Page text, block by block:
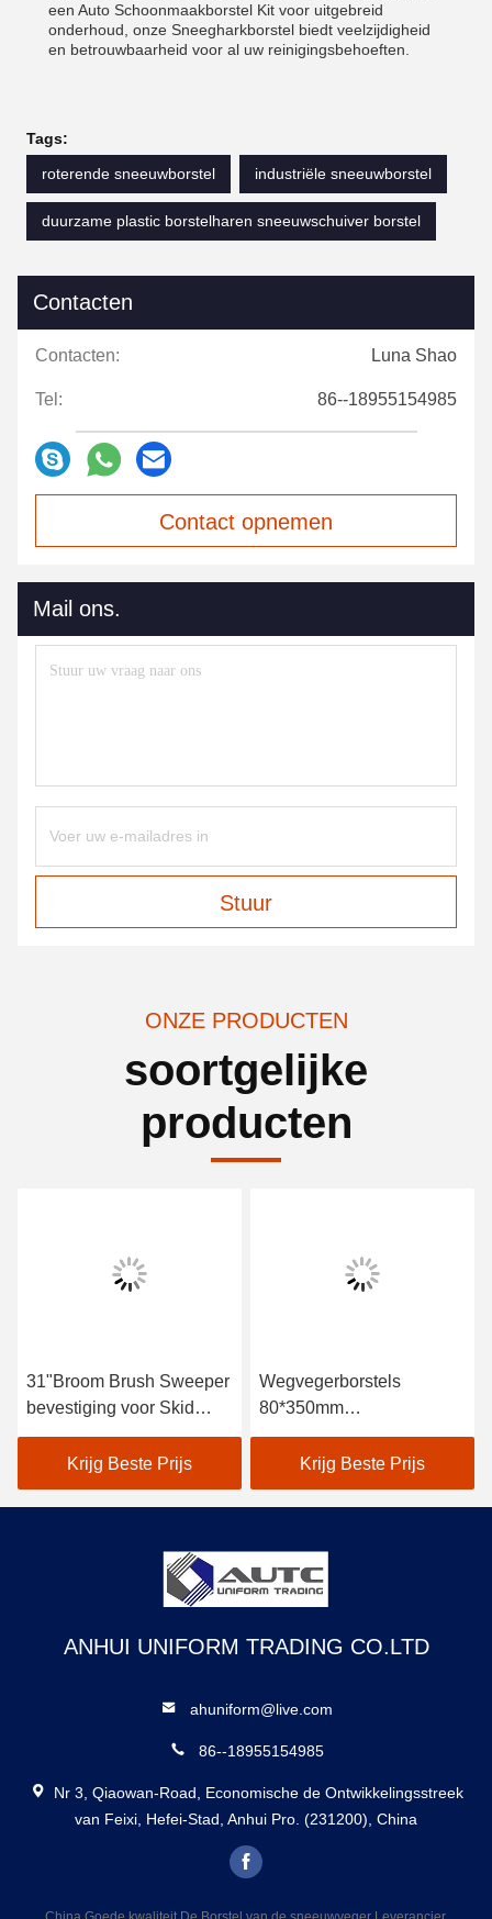
een Auto Schoonmaakborstel Kit voor uitgebreid
onderhoud, onze Sneegharkborstel biedt veelzijdigheid
en betrouwbaarheid voor al uw reinigingsbehoeften.
Tags:
roterende sneeuwborstel
industriële sneeuwborstel
duurzame plastic borstelharen sneeuwschuiver borstel
Contacten
Contacten: Luna Shao
Tel: 86--18955154985
Contact opnemen
Mail ons.
Stuur
ONZE PRODUCTEN
soortgelijke
producten
31"Broom Brush Sweeper
bevestiging voor Skid
Steer Loader Bobcat
Krijg Beste Prijs
Wegvegerborstels
80*350mm
Reinigingsapparatuur
Onderdelen van
slijtagebestendige
kunststofring Platte
stofverwijdering
Krijg Beste Prijs
ANHUI UNIFORM TRADING CO.LTD
ahuniform@live.com
86--18955154985
Nr 3, Qiaowan-Road, Economische de Ontwikkelingsstreek
van Feixi, Hefei-Stad, Anhui Pro. (231200), China